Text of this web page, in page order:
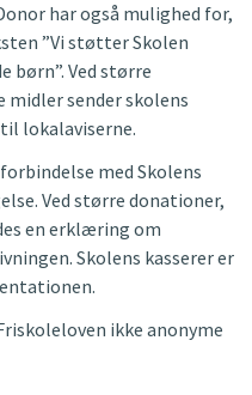
har også mulighed for,
”Vi støtter Skolen
børn”. Ved større
sender skolens
lokalaviserne.
med Skolens
Ved større donationer,
en erklæring om
Skolens kasserer er
ikke anonyme